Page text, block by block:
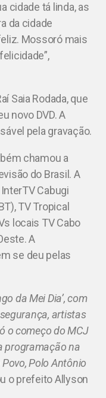
cidade tá linda, as
da cidade
Mossoró mais
Saia Rodada, que
novo DVD. A
pela gravação.
chamou a
do Brasil. A
Cabugi
TV Tropical
locais TV Cabo
A
se deu pelas
da Mei Dia’, com
artistas
o começo do MCJ
programação na
Polo Antônio
o prefeito Allyson